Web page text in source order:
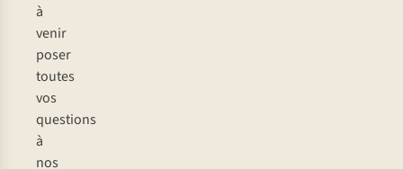
à
venir
poser
toutes
vos
questions
à
nos